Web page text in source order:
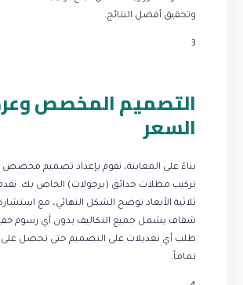
وتحقيق أفضل النتائج.
3
التصميم المخصص
السعر
بناءً على المعاينة، نقوم بإعداد تصميم
تركيب مظلات حدائق (برجولات) الخاص بك.
ثلاثية الأبعاد توضح الشكل النهائي، مع
شفاف يشمل جميع التكاليف بدون أي رسوم
طلب أي تعديلات على التصميم حتى تحصل على
تماماً.